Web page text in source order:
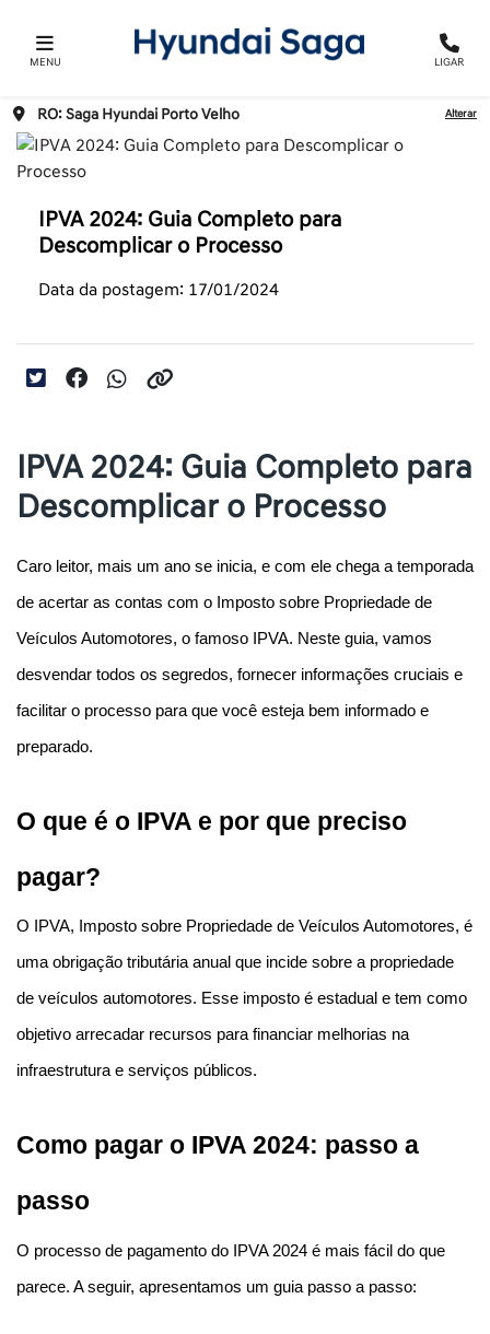
MENU LIGAR
RO: Saga Hyundai Porto Velho Alterar
IPVA 2024: Guia Completo para
Descomplicar o Processo
Data da postagem: 17/01/2024
IPVA 2024: Guia Completo para
Descomplicar o Processo
Caro leitor, mais um ano se inicia, e com ele chega a temporada
de acertar as contas com o Imposto sobre Propriedade de
Veículos Automotores, o famoso IPVA. Neste guia, vamos
desvendar todos os segredos, fornecer informações cruciais e
facilitar o processo para que você esteja bem informado e
preparado.
O que é o IPVA e por que preciso
pagar?
O IPVA, Imposto sobre Propriedade de Veículos Automotores, é
uma obrigação tributária anual que incide sobre a propriedade
de veículos automotores. Esse imposto é estadual e tem como
objetivo arrecadar recursos para financiar melhorias na
infraestrutura e serviços públicos.
Como pagar o IPVA 2024: passo a
passo
O processo de pagamento do IPVA 2024 é mais fácil do que
parece. A seguir, apresentamos um guia passo a passo: